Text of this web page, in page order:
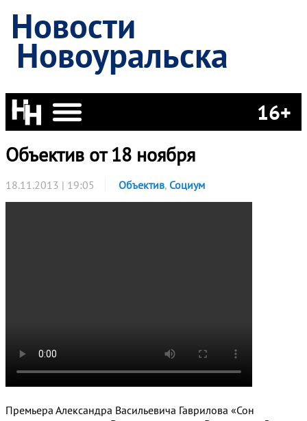
Новости
Новоуральска
16+
Объектив от 18 ноября
18.11.2013 | 19:05 Объектив, Социум
Премьера Александра Васильевича Гаврилова «Сон